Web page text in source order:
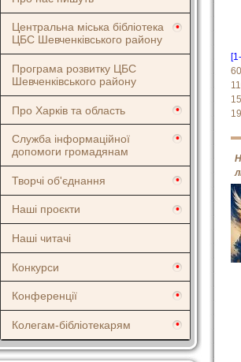
Центральна міська бібліотека
ЦБС Шевченківського району
Програма розвитку ЦБС
Шевченківського району
Про Харків та область
Служба інформаційної
допомоги громадянам
Творчі об'єднання
Наші проєкти
Наші читачі
Конкурси
Конференції
Колегам-бібліотекарям